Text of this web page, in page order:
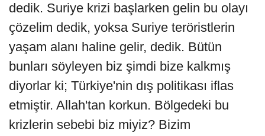
dedik. Suriye krizi başlarken gelin bu olayı
çözelim dedik, yoksa Suriye teröristlerin
yaşam alanı haline gelir, dedik. Bütün
bunları söyleyen biz şimdi bize kalkmış
diyorlar ki; Türkiye'nin dış politikası iflas
etmiştir. Allah'tan korkun. Bölgedeki bu
krizlerin sebebi biz miyiz? Bizim